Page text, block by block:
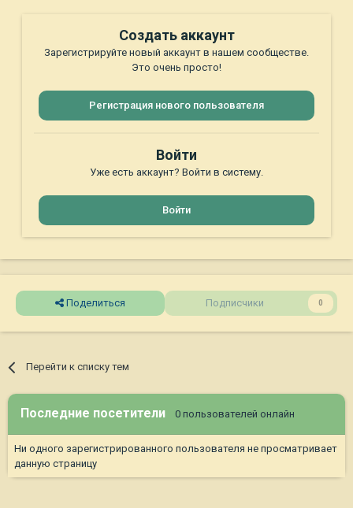
Создать аккаунт
Зарегистрируйте новый аккаунт в нашем сообществе.
Это очень просто!
Регистрация нового пользователя
Войти
Уже есть аккаунт? Войти в систему.
Войти
Поделиться Подписчики 0
Перейти к списку тем
Последние посетители 0 пользователей онлайн
Ни одного зарегистрированного пользователя не просматривает
данную страницу